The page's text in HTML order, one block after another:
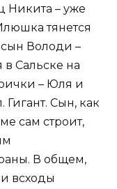
Никита – уже
тянется
Володи –
в Сальске на
– Юля и
Сын, как
сам строит,
В общем,
всходы